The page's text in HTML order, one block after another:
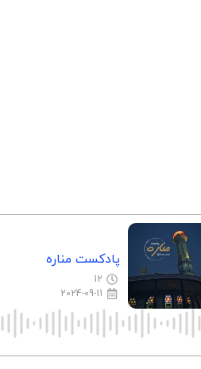
پادکست مناره
12
2024-09-11